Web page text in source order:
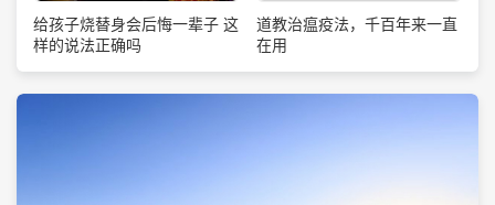
给孩子烧替身会后悔一辈子 这
样的说法正确吗
道教治瘟疫法，千百年来一直
在用